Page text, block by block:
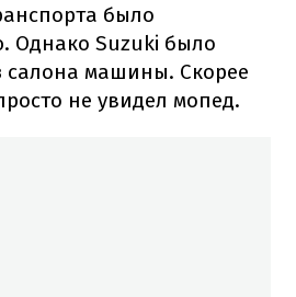
было
Однако Suzuki было
машины. Скорее
не увидел мопед.